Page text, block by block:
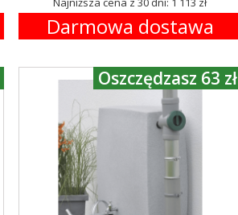
Darmowa dostawa
Oszczędzasz 63 zł